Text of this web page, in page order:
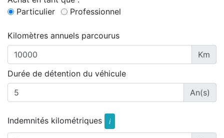
Particulier
Professionnel
Kilomètres annuels parcourus
Km
Durée de détention du véhicule
An(s)
Indemnités kilométriques i